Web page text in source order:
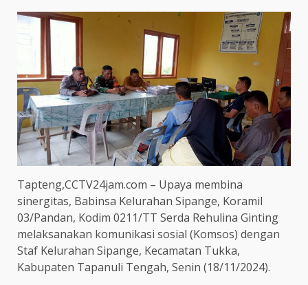
Tapteng,CCTV24jam.com – Upaya membina
sinergitas, Babinsa Kelurahan Sipange, Koramil
03/Pandan, Kodim 0211/TT Serda Rehulina Ginting
melaksanakan komunikasi sosial (Komsos) dengan
Staf Kelurahan Sipange, Kecamatan Tukka,
Kabupaten Tapanuli Tengah, Senin (18/11/2024).